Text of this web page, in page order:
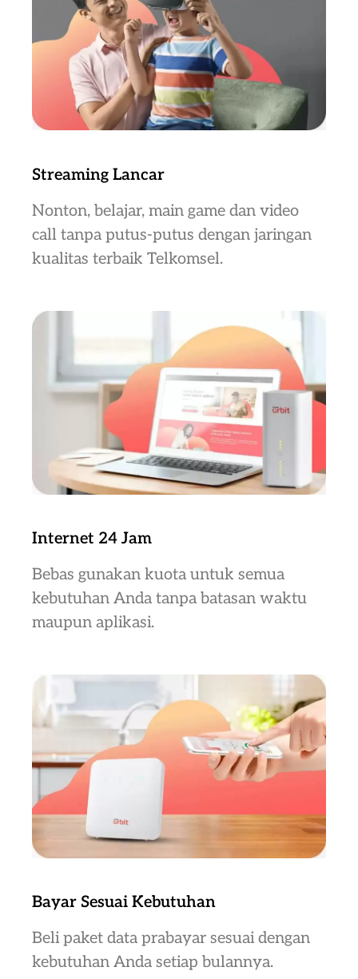
Streaming Lancar
Nonton, belajar, main game dan video
call tanpa putus-putus dengan jaringan
kualitas terbaik Telkomsel.
Internet 24 Jam
Bebas gunakan kuota untuk semua
kebutuhan Anda tanpa batasan waktu
maupun aplikasi.
Bayar Sesuai Kebutuhan
Beli paket data prabayar sesuai dengan
kebutuhan Anda setiap bulannya.